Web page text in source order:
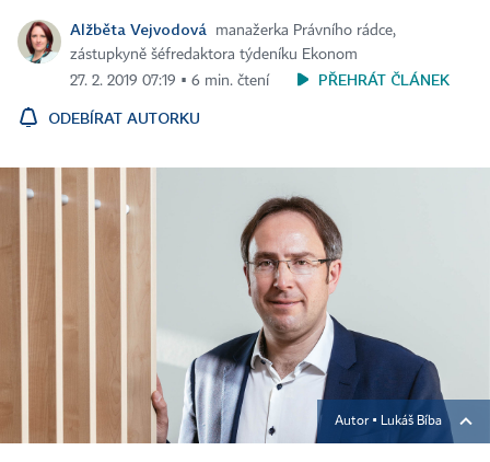
Alžběta Vejvodová
manažerka Právního rádce,
zástupkyně šéfredaktora týdeníku Ekonom
27. 2. 2019 07:19 ▪ 6 min. čtení
PŘEHRÁT ČLÁNEK
ODEBÍRAT AUTORKU
Autor ▪ Lukáš Bíba